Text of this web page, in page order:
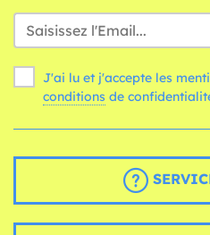
J'ai lu et j'accepte les
conditions de